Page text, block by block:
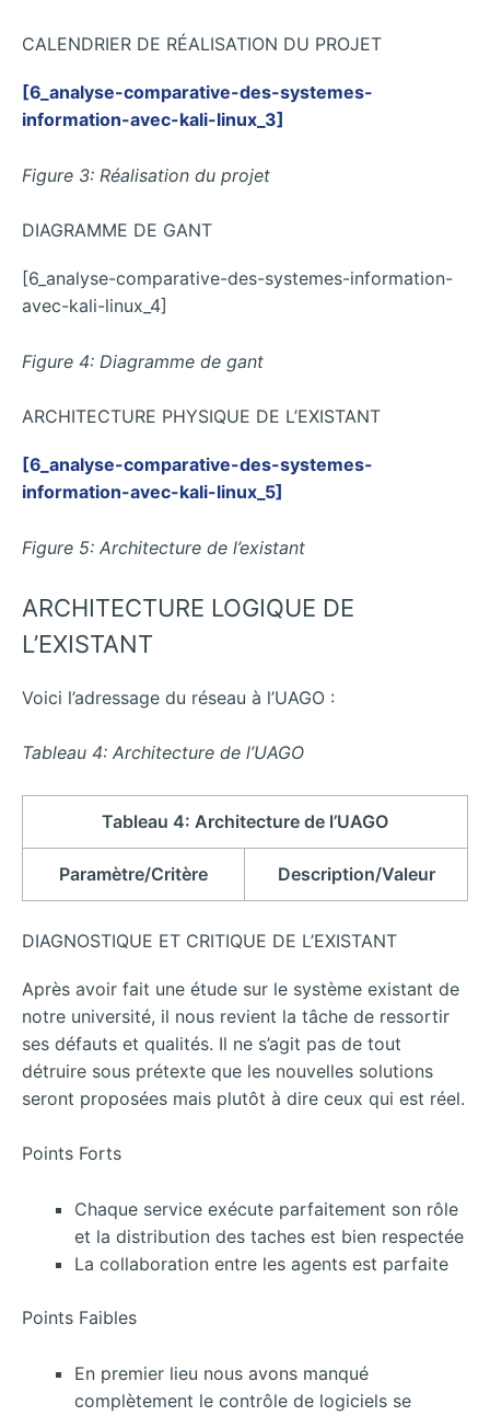
CALENDRIER DE RÉALISATION DU PROJET
[6_analyse-comparative-des-systemes-
information-avec-kali-linux_3]
Figure 3: Réalisation du projet
DIAGRAMME DE GANT
[6_analyse-comparative-des-systemes-information-
avec-kali-linux_4]
Figure 4: Diagramme de gant
ARCHITECTURE PHYSIQUE DE L’EXISTANT
[6_analyse-comparative-des-systemes-
information-avec-kali-linux_5]
Figure 5: Architecture de l’existant
ARCHITECTURE LOGIQUE DE
L’EXISTANT
Voici l’adressage du réseau à l’UAGO :
Tableau 4: Architecture de l’UAGO
Tableau 4: Architecture de l’UAGO
Paramètre/Critère Description/Valeur
DIAGNOSTIQUE ET CRITIQUE DE L’EXISTANT
Après avoir fait une étude sur le système existant de
notre université, il nous revient la tâche de ressortir
ses défauts et qualités. Il ne s’agit pas de tout
détruire sous prétexte que les nouvelles solutions
seront proposées mais plutôt à dire ceux qui est réel.
Points Forts
Chaque service exécute parfaitement son rôle
et la distribution des taches est bien respectée
La collaboration entre les agents est parfaite
Points Faibles
En premier lieu nous avons manqué
complètement le contrôle de logiciels se